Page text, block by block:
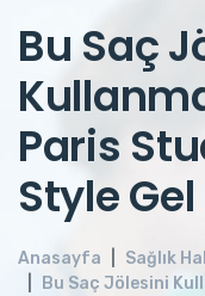
Bu Saç
Paris
Style Gel
Anasayfa Sağlık
Bu Saç Jölesini